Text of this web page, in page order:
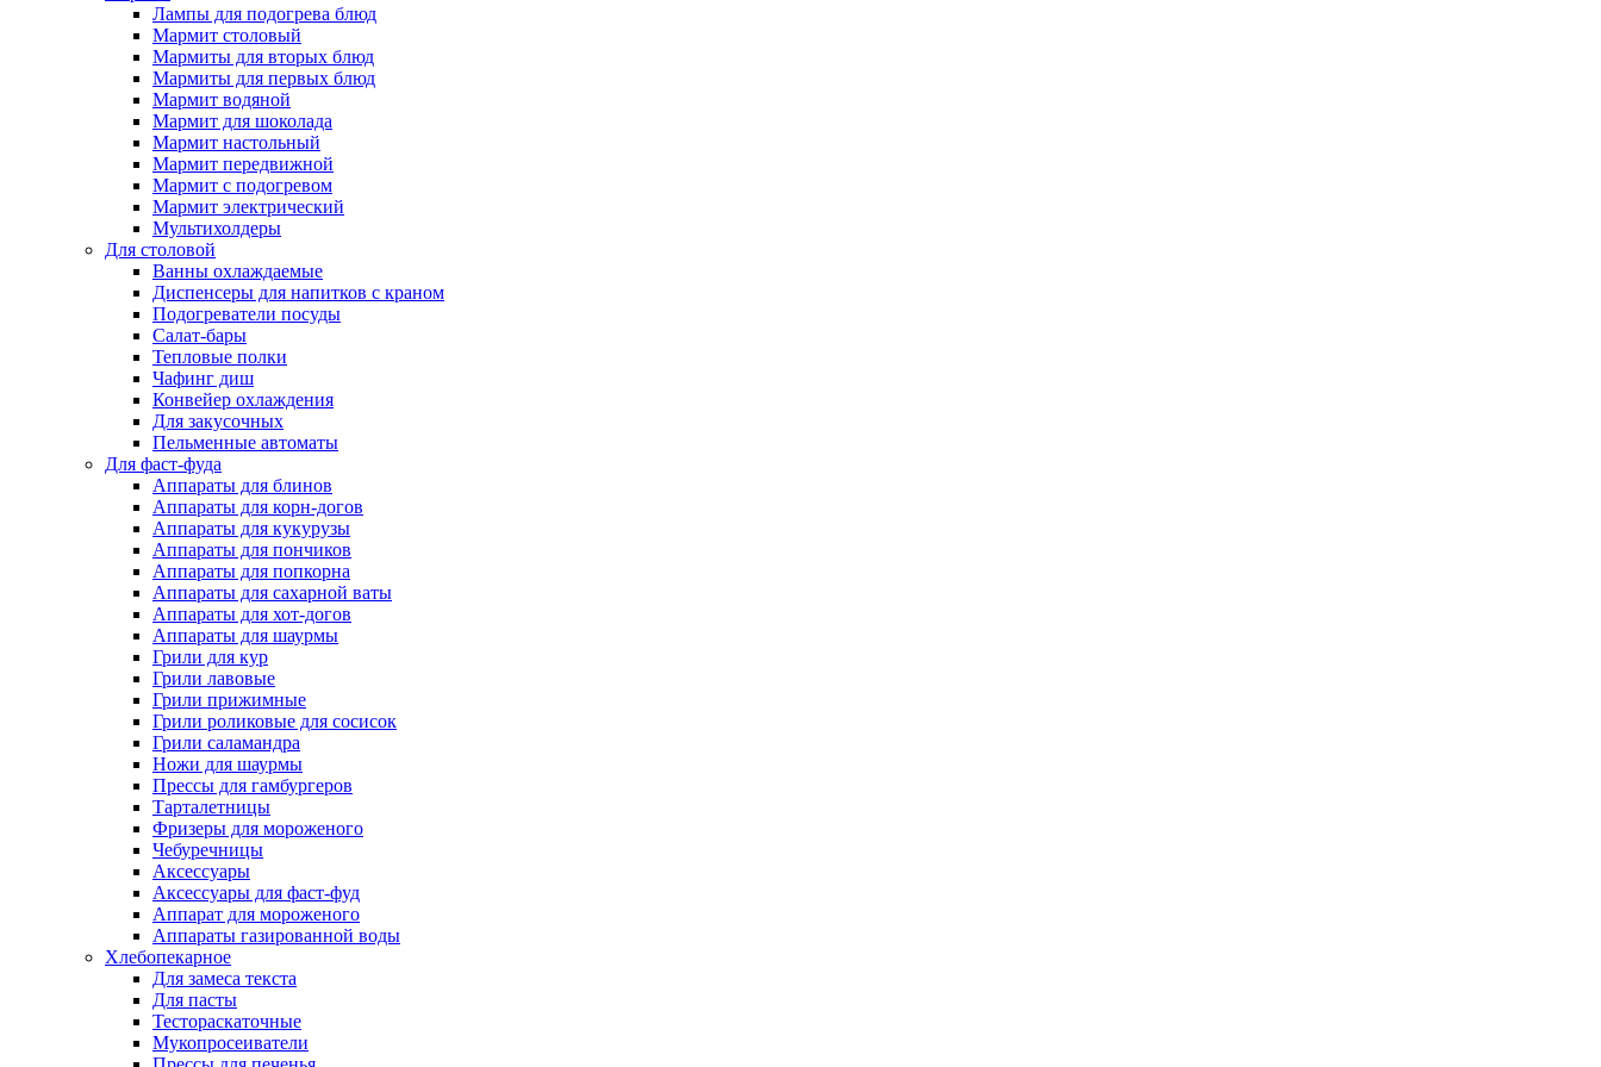
Лампы для подогрева блюд
Мармит столовый
Мармиты для вторых блюд
Мармиты для первых блюд
Мармит водяной
Мармит для шоколада
Мармит настольный
Мармит передвижной
Мармит с подогревом
Мармит электрический
Мультихолдеры
Для столовой
Ванны охлаждаемые
Диспенсеры для напитков с краном
Подогреватели посуды
Салат-бары
Тепловые полки
Чафинг диш
Конвейер охлаждения
Для закусочных
Пельменные автоматы
Для фаст-фуда
Аппараты для блинов
Аппараты для корн-догов
Аппараты для кукурузы
Аппараты для пончиков
Аппараты для попкорна
Аппараты для сахарной ваты
Аппараты для хот-догов
Аппараты для шаурмы
Грили для кур
Грили лавовые
Грили прижимные
Грили роликовые для сосисок
Грили саламандра
Ножи для шаурмы
Прессы для гамбургеров
Тарталетницы
Фризеры для мороженого
Чебуречницы
Аксессуары
Аксессуары для фаст-фуд
Аппарат для мороженого
Аппараты газированной воды
Хлебопекарное
Для замеса текста
Для пасты
Тестораскаточные
Мукопросеиватели